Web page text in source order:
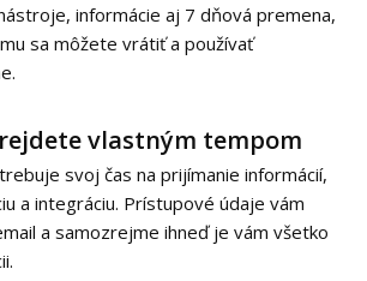
informácie aj 7 dňová premena,
sa môžete vrátiť a používať
vlastným tempom
svoj čas na prijímanie informácií,
a integráciu. Prístupové údaje vám
a samozrejme ihneď je vám všetko